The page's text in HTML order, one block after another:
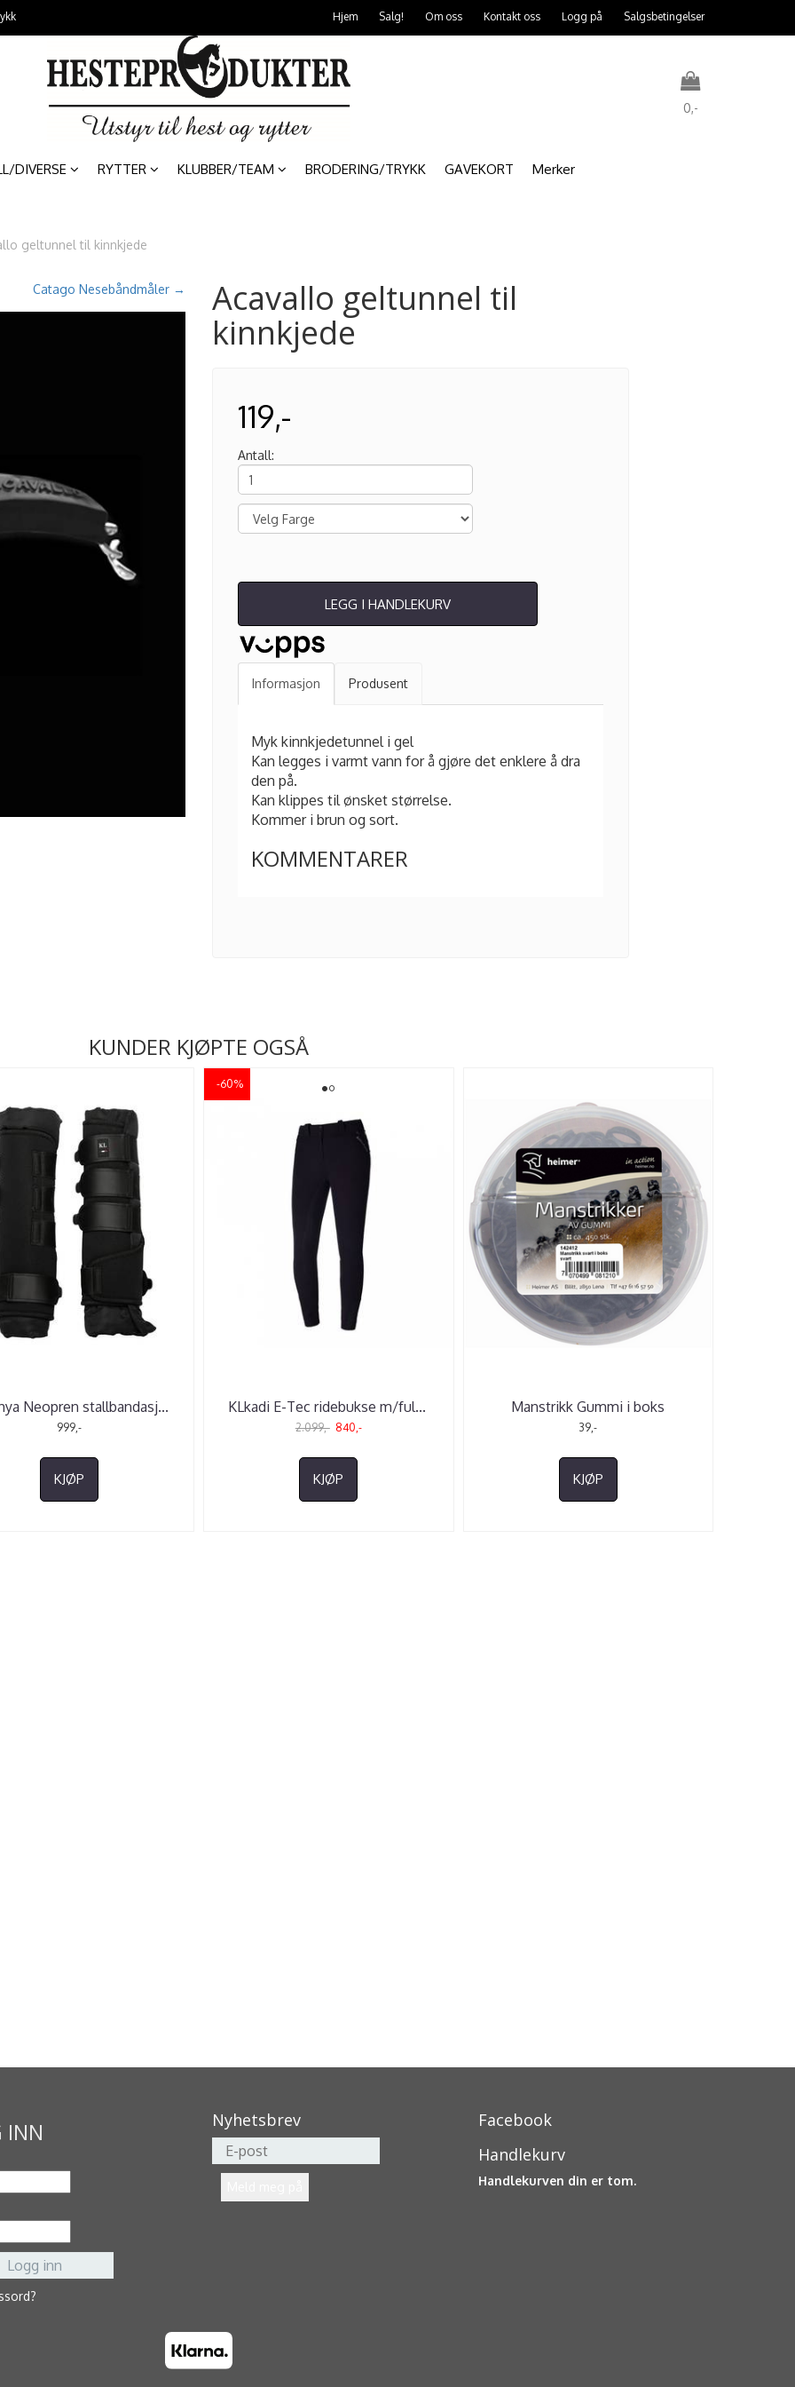
Hjem Salg! Om oss Kontakt oss Logg på Salgsbetingelser
0,-
DIVERSE RYTTER KLUBBER/TEAM BRODERING/TRYKK GAVEKORT Merker
geltunnel til kinnkjede
Catago Nesebåndmåler → Acavallo geltunnel til
kinnkjede
119,-
Antall:
LEGG I HANDLEKURV
Informasjon Produsent
Myk kinnkjedetunnel i gel
Kan legges i varmt vann for å gjøre det enklere å dra
den på.
Kan klippes til ønsket størrelse.
Kommer i brun og sort.
KOMMENTARER
KUNDER KJØPTE OGSÅ
Neopren stallbandasj...
999,-
KJØP
-60%
KLkadi E-Tec ridebukse m/ful...
2.099,- 840,-
KJØP
Manstrikk Gummi i boks
39,-
KJØP
INN Nyhetsbrev
Facebook
Handlekurv
Handlekurven din er tom.